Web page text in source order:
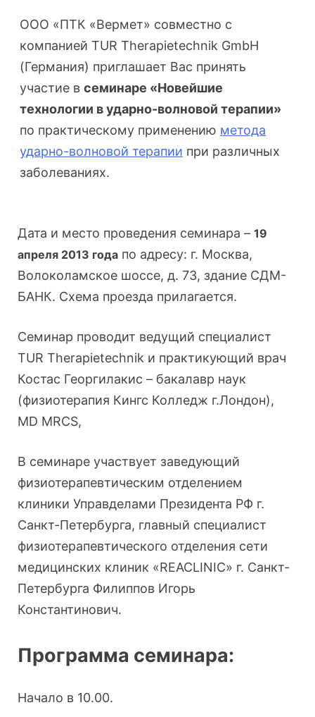
ООО «ПТК «Вермет» совместно с
компанией TUR Therapietеchnik GmbH
(Германия) приглашает Вас принять
участие в семинаре «Новейшие
технологии в ударно-волновой терапии»
по практическому применению метода
ударно-волновой терапии при различных
заболеваниях.
Дата и место проведения семинара – 19
апреля 2013 года по адресу: г. Москва,
Волоколамское шоссе, д. 73, здание СДМ-
БАНК. Схема проезда прилагается.
Семинар проводит ведущий специалист
TUR Therapietеchnik и практикующий врач
Костас Георгилакис – бакалавр наук
(физиотерапия Кингс Колледж г.Лондон),
MD MRCS,
В семинаре участвует заведующий
физиотерапевтическим отделением
клиники Управделами Президента РФ г.
Санкт-Петербурга, главный специалист
физиотерапевтического отделения сети
медицинских клиник «REACLINIC» г. Санкт-
Петербурга Филиппов Игорь
Константинович.
Программа семинара:
Начало в 10.00.